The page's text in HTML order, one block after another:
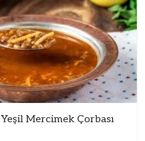
Mercimek Çorbası